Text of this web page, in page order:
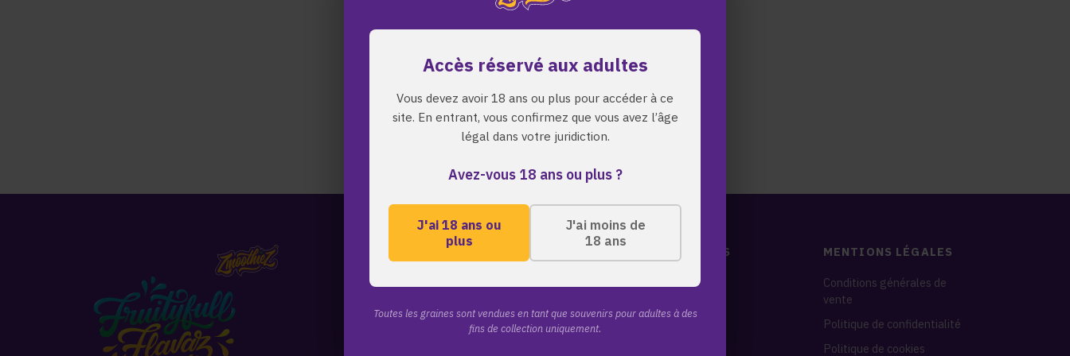
Accès réservé aux adultes
Vous devez avoir 18 ans ou plus pour accéder à ce
site. En entrant, vous confirmez que vous avez l’âge
légal dans votre juridiction.
Avez-vous 18 ans ou plus ?
J'ai 18 ans ou
plus
J'ai moins de
18 ans
Toutes les graines sont vendues en tant que souvenirs pour adultes à des
fins de collection uniquement.
Retour a l'accueil Parcourir les graines
A PROPOS
ZmoothieZ propose des
pour les collectionneurs
exigeants. Genetiques
LIENS RAPIDES
Toutes les graines
A propos de nous
MENTIONS LÉGALES
Conditions générales de
vente
Politique de confidentialité
Politique de cookies